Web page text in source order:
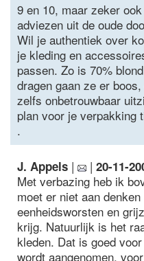
9 en 10, maar zeker
adviezen uit de oude
Wil je authentiek over
je kleding en
passen. Zo is 70%
dragen gaan ze er
zelfs onbetrouwbaar
plan voor je verpakking
.
J. Appels | | 20-11-
Met verbazing heb ik
moet er niet aan
eenheidsworsten en
krijg. Natuurlijk is het
kleden. Dat is goed
wordt aangenomen,